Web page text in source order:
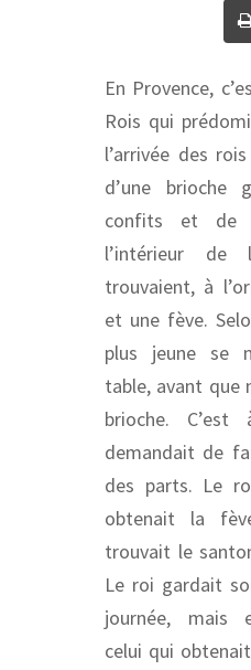
En Provence,
Rois qui
l’arrivée des
d’une brioche
confits et de
l’intérieur de
trouvaient, à
et une fève.
plus jeune se
table, avant que
brioche.
demandait de
des parts. Le
obtenait la
trouvait le
Le roi gardait
journée, mais
celui qui